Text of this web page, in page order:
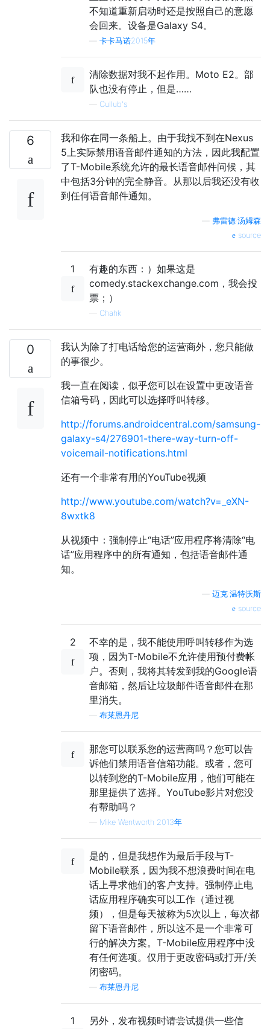
不知道重新启动时还是按照自己的意愿
会回来。设备是Galaxy S4。
卡卡马诺2015年
清除数据对我不起作用。Moto E2。部
队也没有停止，但是……
— Cullub's
6
我和你在同一条船上。由于我找不到在Nexus
5上实际禁用语音邮件通知的方法，因此我配置
了T-Mobile系统允许的最长语音邮件问候，其
中包括3分钟的完全静音。从那以后我还没有收
到任何语音邮件通知。
弗雷德·汤姆森
source
1
有趣的东西：）如果这是
comedy.stackexchange.com，我会投
票；）
— Chahk
0
我认为除了打电话给您的运营商外，您只能做
的事很少。
我一直在阅读，似乎您可以在设置中更改语音
信箱号码，因此可以选择呼叫转移。
http://forums.androidcentral.com/samsung-
galaxy-s4/276901-there-way-turn-off-
voicemail-notifications.html
还有一个非常有用的YouTube视频
http://www.youtube.com/watch?v=_eXN-
8wxtk8
从视频中：强制停止“电话”应用程序将清除“电
话”应用程序中的所有通知，包括语音邮件通
知。
迈克·温特沃斯
source
2
不幸的是，我不能使用呼叫转移作为选
项，因为T-Mobile不允许使用预付费帐
户。否则，我将其转发到我的Google语
音邮箱，然后让垃圾邮件语音邮件在那
里消失。
布莱恩丹尼
那您可以联系您的运营商吗？您可以告
诉他们禁用语音信箱功能。或者，您可
以转到您的T-Mobile应用，他们可能在
那里提供了选择。YouTube影片对您没
有帮助吗？
— Mike Wentworth 2013年
是的，但是我想作为最后手段与T-
Mobile联系，因为我不想浪费时间在电
话上寻求他们的客户支持。强制停止电
话应用程序确实可以工作（通过视
频），但是每天被称为5次以上，每次都
留下语音邮件，所以这不是一个非常可
行的解决方案。T-Mobile应用程序中没
有任何选项。仅用于更改密码或打开/关
闭密码。
布莱恩丹尼
1
另外，发布视频时请尝试提供一些信